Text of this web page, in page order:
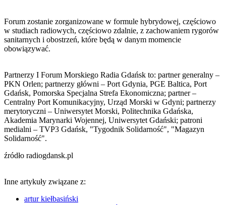
Forum zostanie zorganizowane w formule hybrydowej, częściowo
w studiach radiowych, częściowo zdalnie, z zachowaniem rygorów
sanitarnych i obostrzeń, które będą w danym momencie
obowiązywać.
Partnerzy I Forum Morskiego Radia Gdańsk to: partner generalny –
PKN Orlen; partnerzy główni – Port Gdynia, PGE Baltica, Port
Gdańsk, Pomorska Specjalna Strefa Ekonomiczna; partner –
Centralny Port Komunikacyjny, Urząd Morski w Gdyni; partnerzy
merytoryczni – Uniwersytet Morski, Politechnika Gdańska,
Akademia Marynarki Wojennej, Uniwersytet Gdański; patroni
medialni – TVP3 Gdańsk, "Tygodnik Solidarność", "Magazyn
Solidarność".
źródło radiogdansk.pl
Inne artykuły związane z:
artur kiełbasiński